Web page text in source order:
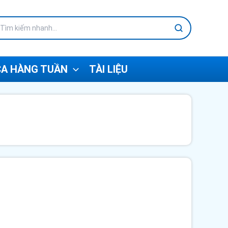
HÀNG TUẦN TÀI LIỆU